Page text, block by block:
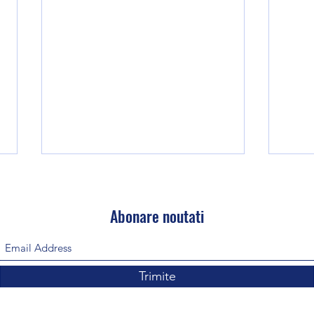
Abonare noutati
Trimite